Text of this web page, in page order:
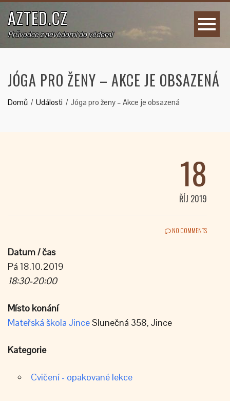
AZTED.CZ
Průvodce z nevědomí do vědomí
JÓGA PRO ŽENY – AKCE JE OBSAZENÁ
Domů Události Jóga pro ženy – Akce je obsazená
18
ŘÍJ 2019
NO COMMENTS
Datum / čas
Pá 18.10.2019
18:30-20:00
Místo konání
Mateřská škola JinceSlunečná 358, Jince
Kategorie
Cvičení - opakované lekce